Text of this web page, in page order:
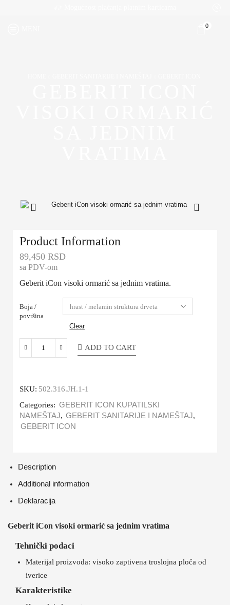
0
Product Information
89,450RSD
sa PDV-om
Geberit iCon visoki ormarić sa jednim vratima.
Boja /
površina
Clear
ADD TO CART
SKU: 502.316.JH.1-1
Categories: GEBERIT ICON KUPATILSKI
NAMEŠTAJ, GEBERIT SANITARIJE I NAMEŠTAJ,
GEBERIT ICON
Description
Additional information
Deklaracija
Geberit iCon visoki ormarić sa jednim vratima
Tehnički podaci
Materijal proizvoda: visoko zaptivena troslojna ploča od
iverice
Karakteristike